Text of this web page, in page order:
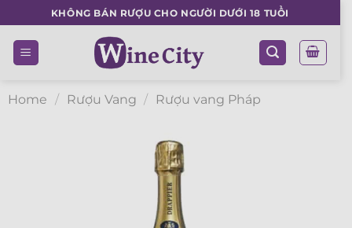
to
content
KHÔNG BÁN RƯỢU CHO NGƯỜI DƯỚI 18 TUỔI
Home / Rượu Vang / Rượu vang Pháp